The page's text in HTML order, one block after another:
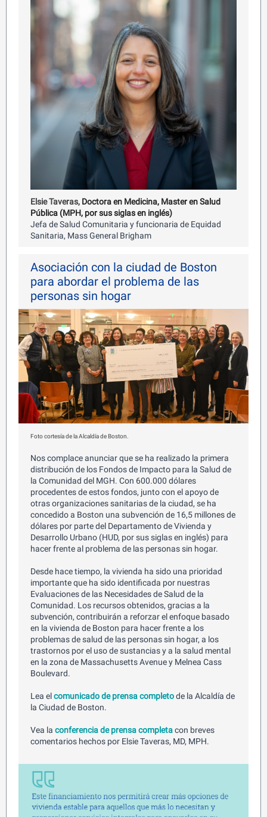
Elsie Taveras, Doctora en Medicina, Master en Salud
Pública (MPH, por sus siglas en inglés)
Jefa de Salud Comunitaria y funcionaria de Equidad
Sanitaria, Mass General Brigham
Asociación con la ciudad de Boston
para abordar el problema de las
personas sin hogar
Foto cortesía de la Alcaldía de Boston.
Nos complace anunciar que se ha realizado la primera
distribución de los Fondos de Impacto para la Salud de
la Comunidad del MGH. Con 600.000 dólares
procedentes de estos fondos, junto con el apoyo de
otras organizaciones sanitarias de la ciudad, se ha
concedido a Boston una subvención de 16,5 millones de
dólares por parte del Departamento de Vivienda y
Desarrollo Urbano (HUD, por sus siglas en inglés) para
hacer frente al problema de las personas sin hogar.
Desde hace tiempo, la vivienda ha sido una prioridad
importante que ha sido identificada por nuestras
Evaluaciones de las Necesidades de Salud de la
Comunidad. Los recursos obtenidos, gracias a la
subvención, contribuirán a reforzar el enfoque basado
en la vivienda de Boston para hacer frente a los
problemas de salud de las personas sin hogar, a los
trastornos por el uso de sustancias y a la salud mental
en la zona de Massachusetts Avenue y Melnea Cass
Boulevard.
Lea elcomunicado de prensa completode la Alcaldía de
la Ciudad de Boston.
Vea la conferencia de prensa completacon breves
comentarios hechos por Elsie Taveras, MD, MPH.